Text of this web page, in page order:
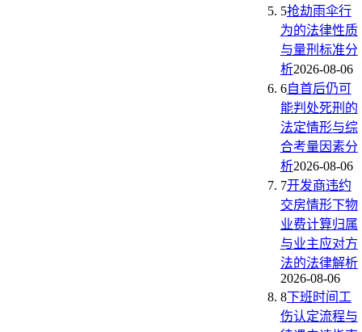
5抢劫雨伞行
为的法律性质
与量刑标准分
析2026-08-06
6自首后仍可
能判处死刑的
法定情形与综
合考量因素分
析2026-08-06
7开发商违约
交房情形下物
业费计算归属
与业主应对方
法的法律解析
2026-08-06
8下班时间工
伤认定流程与